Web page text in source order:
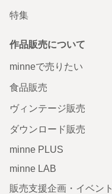
特集
作品販売について
minneで売りたい
食品販売
ヴィンテージ販売
ダウンロード販売
minne PLUS
minne LAB
販売支援企画・イベント